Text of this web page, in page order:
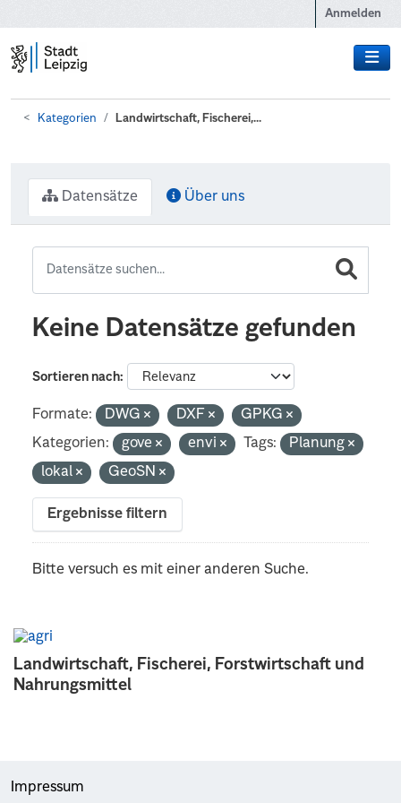
Anmelden
Kategorien Landwirtschaft, Fischerei,...
Landwirtschaft, Fischerei, Forstwirtschaft und
Nahrungsmittel
Datensätze Über uns
Keine Datensätze gefunden
Sortieren nach
Formate: DWG DXF
GPKG
Kategorien:
gove envi Tags:
Planung
lokal
GeoSN
Ergebnisse filtern
Bitte versuch es mit einer anderen Suche.
Impressum